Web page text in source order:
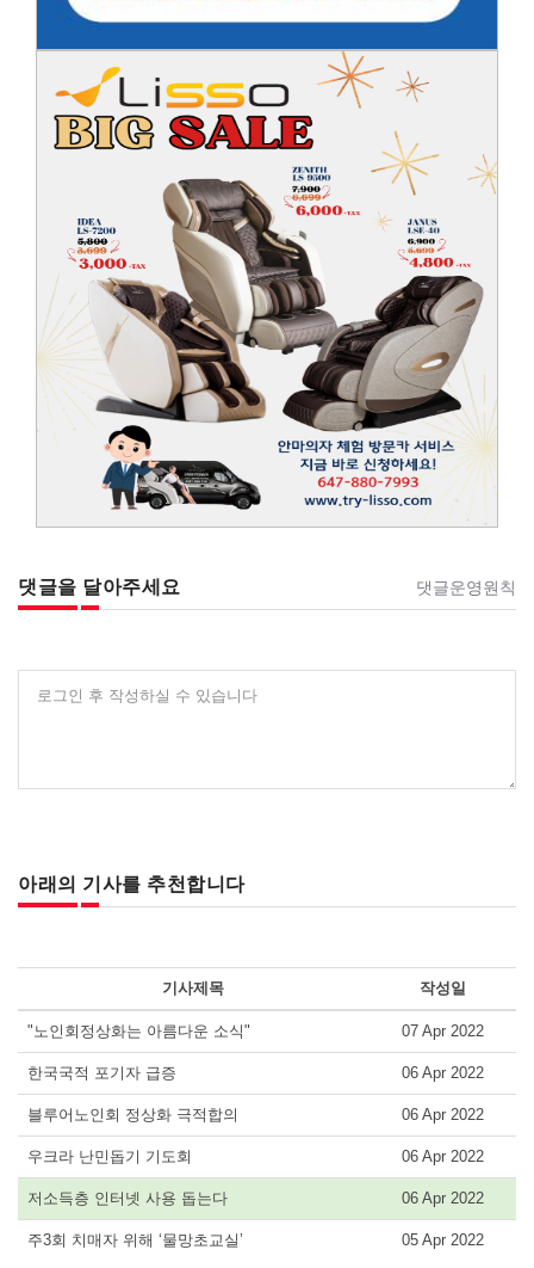
댓글을 달아주세요 댓글운영원칙
로그인 후 작성하실 수 있습니다
아래의 기사를 추천합니다
기사제목 작성일
"노인회정상화는 아름다운 소식" 07 Apr 2022
한국국적 포기자 급증 06 Apr 2022
블루어노인회 정상화 극적합의 06 Apr 2022
우크라 난민돕기 기도회 06 Apr 2022
저소득층 인터넷 사용 돕는다 06 Apr 2022
주3회 치매자 위해 ‘물망초교실’ 05 Apr 2022